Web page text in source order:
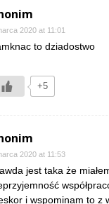
2020 at 11:01
to dziadostwo
+5
2020 at 11:53
jest taka że
i wspominam to z